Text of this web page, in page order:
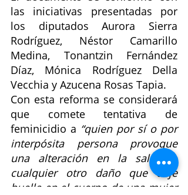
las iniciativas presentadas por
los diputados Aurora Sierra
Rodríguez, Néstor Camarillo
Medina, Tonantzin Fernández
Díaz, Mónica Rodríguez Della
Vecchia y Azucena Rosas Tapia.
Con esta reforma se considerará
que comete tentativa de
feminicidio a “quien por sí o por
interpósita persona provoque
una alteración en la salud o
cualquier otro daño que deje
huella en el cuerpo de una mujer